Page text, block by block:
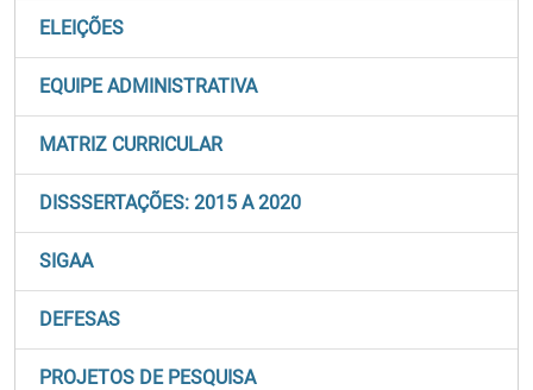
ELEIÇÕES
EQUIPE ADMINISTRATIVA
MATRIZ CURRICULAR
DISSSERTAÇÕES: 2015 A 2020
SIGAA
DEFESAS
PROJETOS DE PESQUISA